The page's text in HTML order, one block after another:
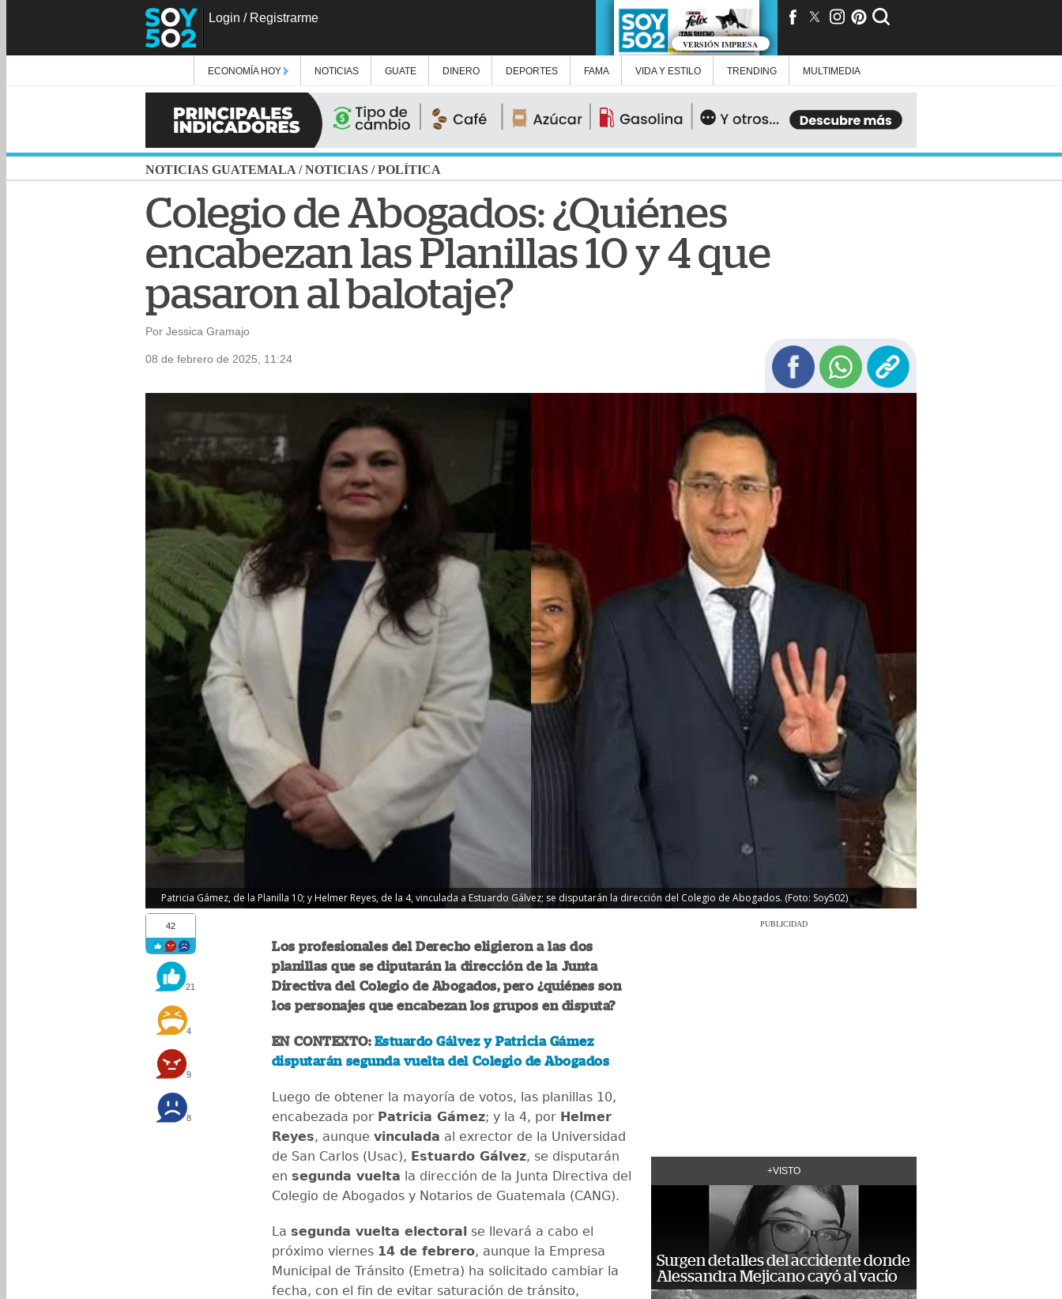
Login / Registrarme
VERSIÓN IMPRESA
ECONOMÍA HOY NOTICIAS GUATE DINERO DEPORTES FAMA VIDA Y ESTILO TRENDING MULTIMEDIA
NOTICIAS GUATEMALA /NOTICIAS /POLÍTICA
Colegio de Abogados: ¿Quiénes
encabezan las Planillas 10 y 4 que
pasaron al balotaje?
Por Jessica Gramajo
08 de febrero de 2025, 11:24
Patricia Gámez, de la Planilla 10; y Helmer Reyes, de la 4, vinculada a Estuardo Gálvez; se disputarán la dirección del Colegio de Abogados. (Foto: Soy502)
42
21
4
9
8
Los profesionales del Derecho eligieron a las dos
planillas que se diputarán la dirección de la Junta
Directiva del Colegio de Abogados, pero ¿quiénes son
los personajes que encabezan los grupos en disputa?
EN CONTEXTO: Estuardo Gálvez y Patricia Gámez
disputarán segunda vuelta del Colegio de Abogados
Luego de obtener la mayoría de votos, las planillas 10,
encabezada por Patricia Gámez; y la 4, por Helmer
Reyes, aunque vinculada al exrector de la Universidad
de San Carlos (Usac), Estuardo Gálvez, se disputarán
en segunda vuelta la dirección de la Junta Directiva del
Colegio de Abogados y Notarios de Guatemala (CANG).
La segunda vuelta electoral se llevará a cabo el
próximo viernes 14 de febrero, aunque la Empresa
Municipal de Tránsito (Emetra) ha solicitado cambiar la
fecha, con el fin de evitar saturación de tránsito,
PUBLICIDAD
+VISTO
Surgen detalles del accidente donde
Alessandra Mejicano cayó al vacío